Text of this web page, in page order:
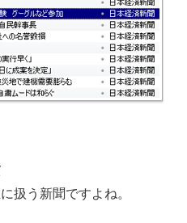
扱う新聞ですよね。